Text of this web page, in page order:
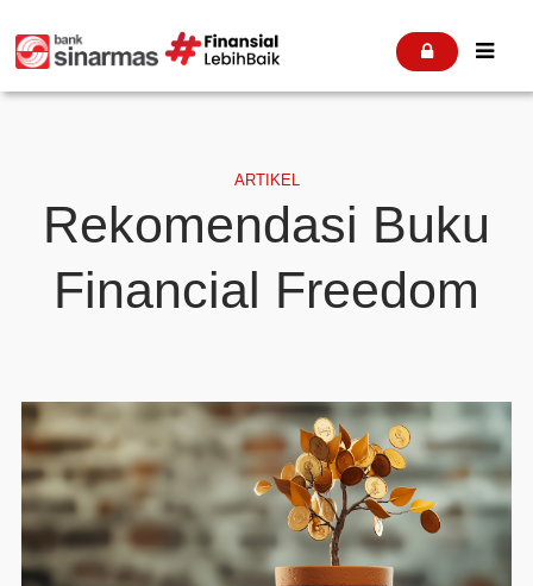
 
ARTIKEL
Rekomendasi Buku
Financial Freedom